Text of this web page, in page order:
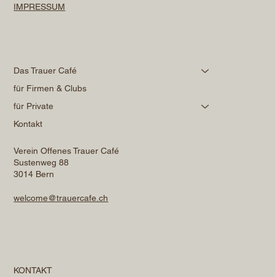
IMPRESSUM
Das Trauer Café
für Firmen & Clubs
für Private
Kontakt
Verein Offenes Trauer Café
Sustenweg 88
3014 Bern
welcome@trauercafe.ch
KONTAKT